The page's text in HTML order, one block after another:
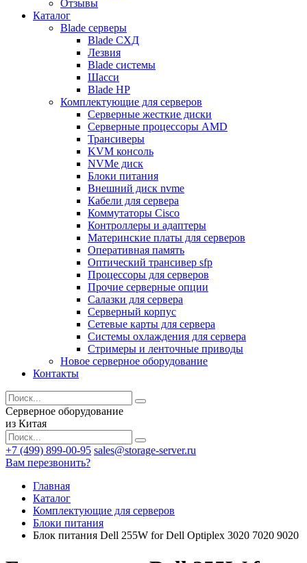
Отзывы
Каталог
Blade серверы
Blade СХД
Лезвия
Blade системы
Шасси
Blade HP
Комплектующие для серверов
Серверные жесткие диски
Серверные процессоры AMD
Трансиверы
KVM консоль
NVMe диск
Блоки питания
Внешний диск nvme
Кабели для сервера
Коммутаторы Cisco
Контроллеры и адаптеры
Материнские платы для серверов
Оперативная память
Оптический трансивер sfp
Процессоры для серверов
Прочие серверные опции
Салазки для сервера
Серверный корпус
Сетевые карты для сервера
Системы охлаждения для сервера
Стримеры и ленточные приводы
Новое серверное оборудование
Контакты
Серверное оборудование
из Китая
+7 (499) 899-00-95 sales@storage-server.ru
Вам перезвонить?
Главная
Каталог
Комплектующие для серверов
Блоки питания
Блок питания Dell 255W for Dell Optiplex 3020 7020 9020